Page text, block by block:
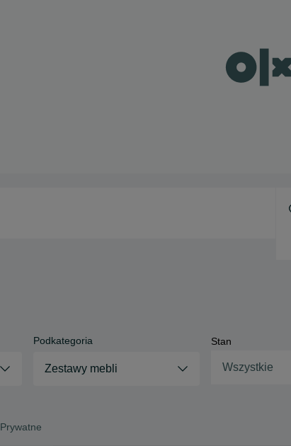
Podkategoria
Zestawy mebli
Stan
Wszystkie
Prywatne